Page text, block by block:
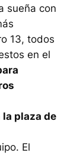
sueña con
13, todos
en el
plaza de
El